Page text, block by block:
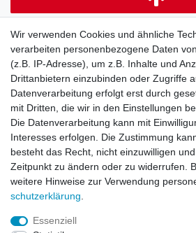
Wir verwenden Cookies und ähnliche
verarbeiten personenbezogene Daten
(z.B. IP-Adresse), um z.B. Inhalte und
Drittanbietern einzubinden oder Zugriffe
Datenverarbeitung erfolgt erst durch
mit Dritten, die wir in den Einstellungen
Die Datenverarbeitung kann mit
Interesses erfolgen. Die Zustimmung
besteht das Recht, nicht einzuwilligen
Zeitpunkt zu ändern oder zu widerrufen.
weitere Hinweise zur Verwendung
schutz­erklärung
Essenziell